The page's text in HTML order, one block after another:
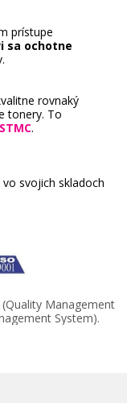
prístupe
sa ochotne
rovnaký
tonery. To
.
vo svojich skladoch
Management
System).